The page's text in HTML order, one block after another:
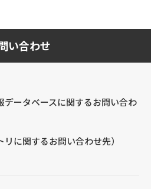
い合わせ
ータベースに関するお問い合わ
に関するお問い合わせ先）